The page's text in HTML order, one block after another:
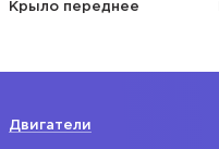
Крыло переднее
Двигатели